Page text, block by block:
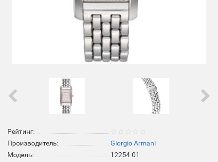
Рейтинг:
Производитель:
Giorgio Armani
Модель:
12254-01